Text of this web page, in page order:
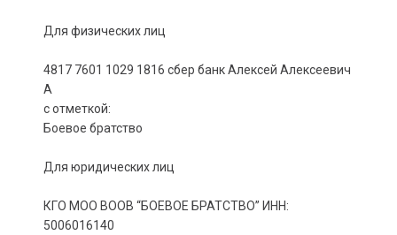
Для физических лиц
4817 7601 1029 1816 сбер банк Алексей Алексеевич
А
с отметкой:
Боевое братство
Для юридических лиц
КГО МОО ВООВ “БОЕВОЕ БРАТСТВО” ИНН:
5006016140